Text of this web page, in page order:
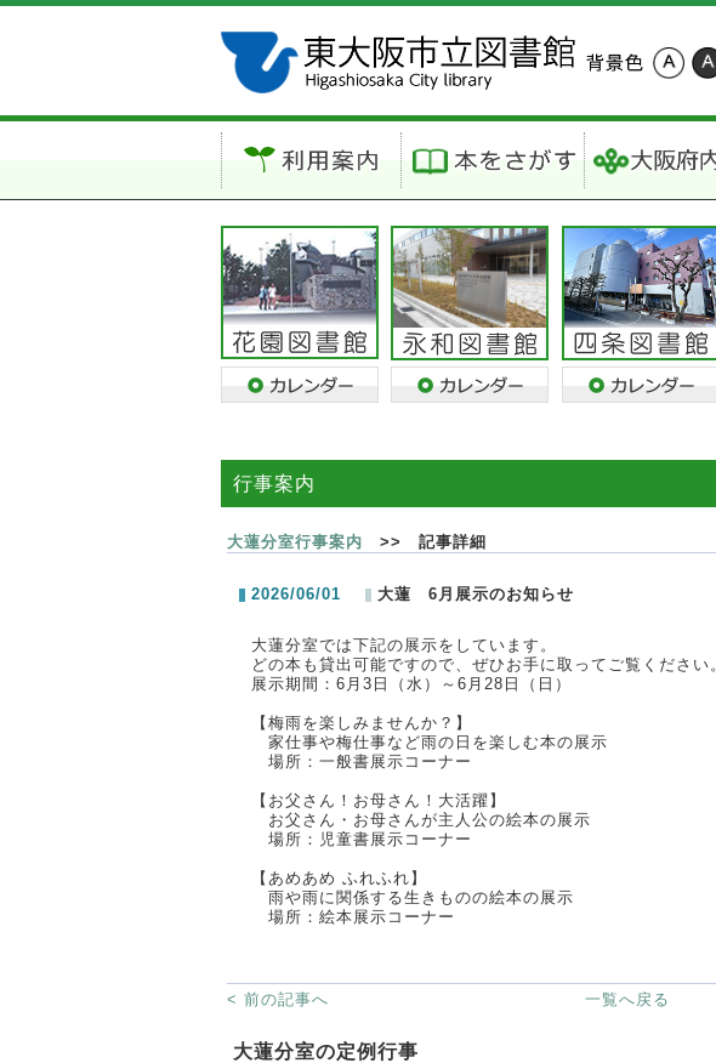
行事案内
大蓮分室行事案内 >> 記事詳細
2026/06/01 大蓮 6月展示のお知らせ
大蓮分室では下記の展示をしています。
どの本も貸出可能ですので、ぜひお手に取ってご覧ください
展示期間：6月3日（水）～6月28日（日）
【梅雨を楽しみませんか？】
家仕事や梅仕事など雨の日を楽しむ本の展示
場所：一般書展示コーナー
【お父さん！お母さん！大活躍】
お父さん・お母さんが主人公の絵本の展示
場所：児童書展示コーナー
【あめあめ ふれふれ】
雨や雨に関係する生きものの絵本の展示
場所：絵本展示コーナー
< 前の記事へ 一覧へ戻る
大蓮分室の定例行事